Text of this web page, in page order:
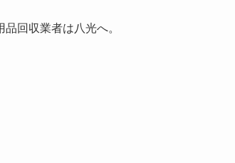
回収業者は八光へ。